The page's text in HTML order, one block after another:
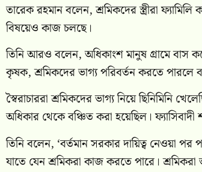
তারেক রহমান বলেন, শ্রমিকদের স্ত্রীরা
বিষয়েও কাজ চলছে।
তিনি আরও বলেন, অধিকাংশ মানুষ গ্রামে বাস
কৃষক, শ্রমিকদের ভাগ্য পরিবর্তন করতে পারলে
স্বৈরাচাররা শ্রমিকদের ভাগ্য নিয়ে ছিনিমিনি
অধিকার থেকে বঞ্চিত করা হয়েছিল।
তিনি বলেন, ‘বর্তমান সরকার দায়িত্ব নেওয়া
যাতে যেন শ্রমিকরা কাজ করতে পারে।